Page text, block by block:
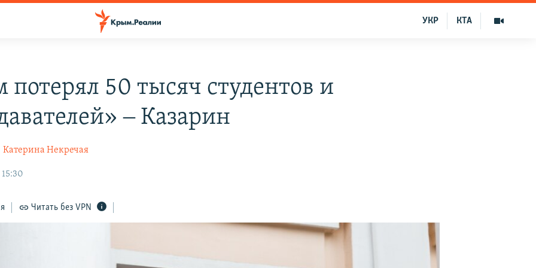
КТА
УКР
50 тысяч студентов и
‒ Казарин
Катерина Некречая
15:30
Читать без VPN